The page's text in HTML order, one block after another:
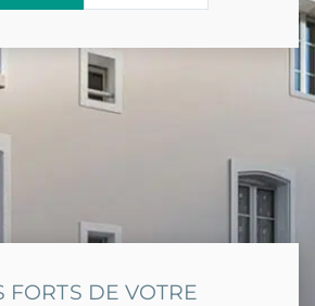
FORTS DE VOTRE